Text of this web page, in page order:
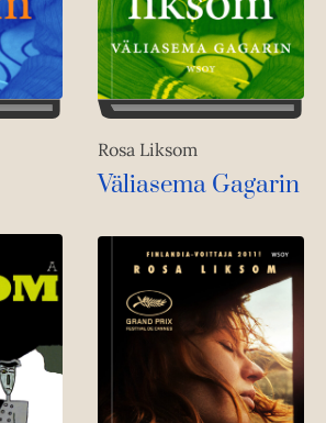
Rosa Liksom
Väliasema Gagarin